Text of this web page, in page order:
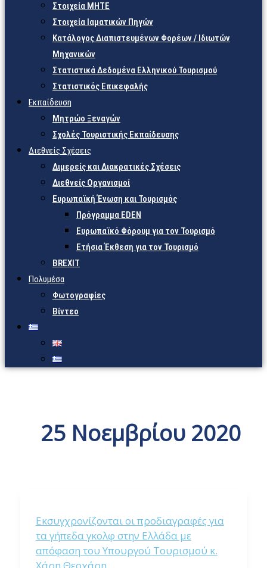
Στοιχεία ΜΗΤΕ
Στοιχεία Ιαματικών Πηγών
Κατάλογος Διαπιστευμένων Φορέων / Ιδιωτών
Μηχανικών
Στατιστικά Δεδομένα Ελληνικού Τουρισμού
Στατιστικός Επικεφαλής
Εκπαίδευση
Μητρώο Ξεναγών
Σχολές Τουριστικής Εκπαίδευσης
Διεθνείς Σχέσεις
Διμερείς και Διακρατικές Σχέσεις
Διεθνείς Οργανισμοί
Ευρωπαϊκή Ένωση και Τουρισμός
Πρόγραμμα EDEN
Ευρωπαϊκό Φόρουμ για τον Τουρισμό
Ετήσια Έκθεση για τον Τουρισμό
BREXIT
Πολυμέσα
Φωτογραφίες
Βίντεο
25 Νοεμβρίου 2020
Εκσυγχρονίζονται οι προδιαγραφές για
τα γήπεδα γκολφ στην Ελλάδα με
απόφαση του Υπουργού Τουρισμού κ.
Χάρη Θεοχάρη